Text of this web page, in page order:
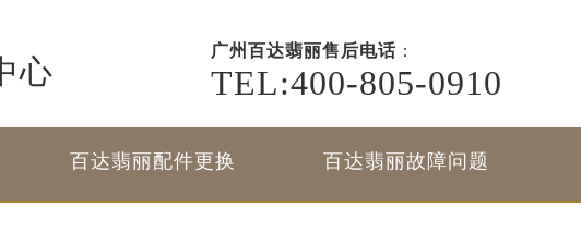
心
广州百达翡丽售后电话 ：
TEL:400-805-0910
百达翡丽配件更换 百达翡丽故障问题